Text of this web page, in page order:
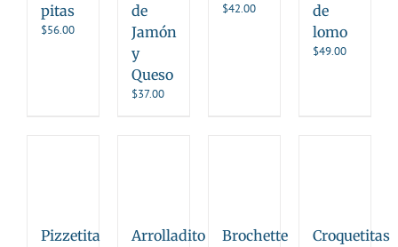
pitas
$56.00
de
Jamón
y
Queso
$37.00
$42.00
de
lomo
$49.00
Pizzetita
Arrolladito
Brochette
Croquetitas